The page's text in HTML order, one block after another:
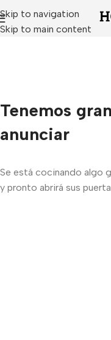
Skip to navigation
Skip to main content
Tenemos
anunciar
Se está cocinando algo
y pronto abrirá sus